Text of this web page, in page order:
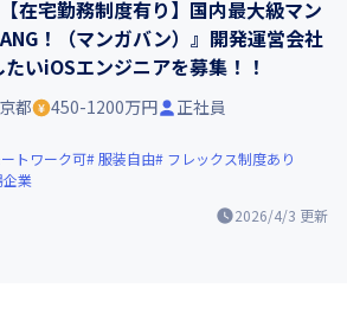
在宅勤務制度有り】国内最大級マン
！（マンガバン）』開発運営会社
いiOSエンジニアを募集！！
2026/4/3 更新
都 450-1200万円 正社員
ートワーク可 服装自由
フレックス制度あり
企業